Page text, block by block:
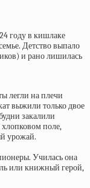
году в кишлаке
Детство выпало
и рано лишилась
легли на плечи
выжили только двое
закалили
поле,
урожай.
Училась она
или книжный герой,